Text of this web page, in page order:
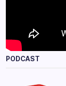
PODCAST